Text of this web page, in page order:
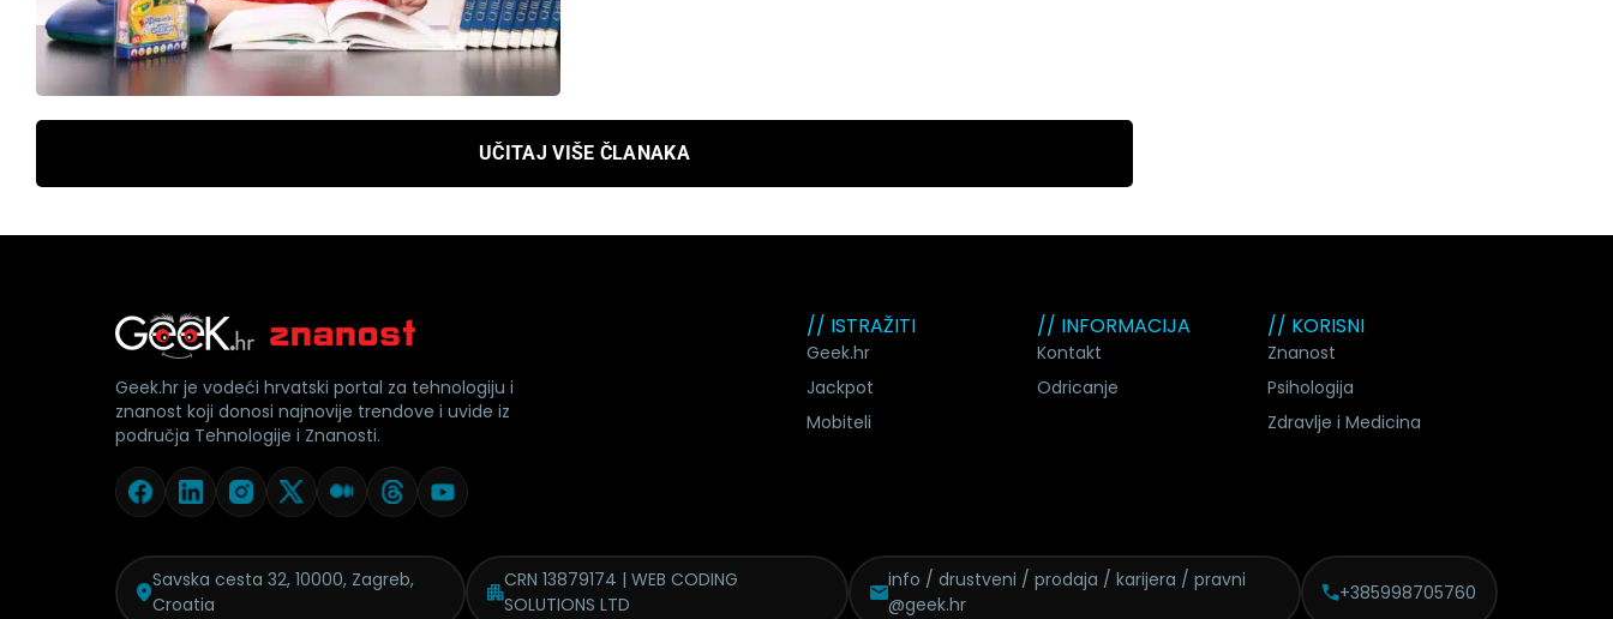
UČITAJ VIŠE ČLANAKA
// ISTRAŽITI
Geek.hr
Jackpot
Mobiteli
// INFORMACIJA
Kontakt
Odricanje
// KORISNI
Znanost
Psihologija
Zdravlje i Medicina
Geek.hr je vodeći hrvatski portal za tehnologiju i
znanost koji donosi najnovije trendove i uvide iz
područja Tehnologije i Znanosti.
Savska cesta 32, 10000, Zagreb,
Croatia
CRN 13879174 | WEB CODING
SOLUTIONS LTD
info / drustveni / prodaja /karijera / pravni
@geek.hr
+385998705760